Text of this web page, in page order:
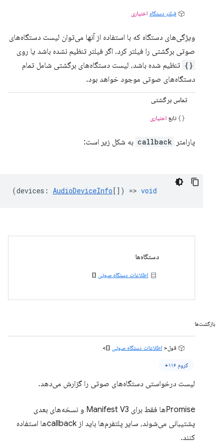
فیلتر دستگاه اختیاری
ویژگی‌های دستگاه که با استفاده از آنها می‌توان لیست دستگاه‌های
صوتی برگشتی را فیلتر کرد. اگر فیلتر تنظیم نشده باشد یا روی
{} تنظیم شده باشد، لیست دستگاه‌های برگشتی شامل تمام
دستگاه‌های صوتی موجود خواهد بود.
تماس برگشتی
تابع اختیاری
پارامتر callback به شکل زیر است:
(devices : AudioDeviceInfo[]) => void
دستگاه‌ها
اطلاعات دستگاه صوتی []
بازگشت‌ها
قول< اطلاعات دستگاه صوتی []>
کروم ۱۱۶+
لیست درخواستی دستگاه‌های صوتی را گزارش می‌دهد.
Promiseها فقط برای Manifest V3 و نسخه‌های بعدی
پشتیبانی می‌شوند، سایر پلتفرم‌ها باید از callbackها استفاده
کنند.